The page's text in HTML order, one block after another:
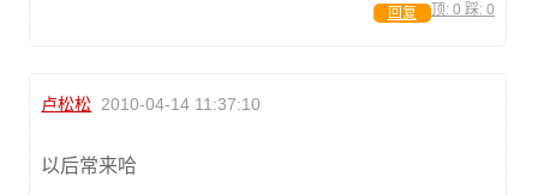
顶: 0 踩: 0
回复
卢松松 2010-04-14 11:37:10
以后常来哈